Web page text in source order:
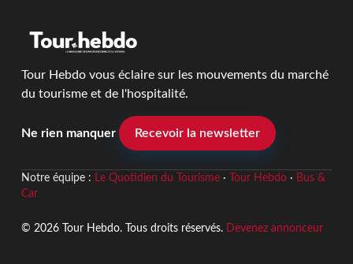
Tour Hebdo vous éclaire sur les mouvements du marché
du tourisme et de l'hospitalité.
Ne rien manquer Recevoir la newsletter
Notre équipe : Le Quotidien du Tourisme· Tour Hebdo· Bus &
Car
© 2026 Tour Hebdo. Tous droits réservés. Devenez annonceur